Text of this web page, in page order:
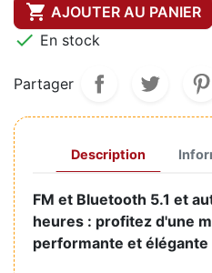
 AJOUTER AU PANIER
 En stock
Partager
Description
FM et Bluetooth 5.1 et
heures : profitez d'une
performante et